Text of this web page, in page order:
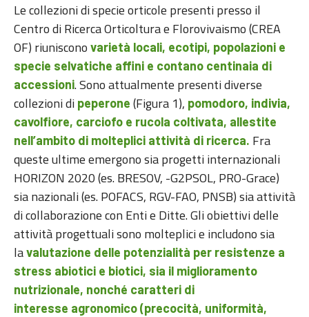
Le collezioni di specie orticole presenti presso il
Centro di Ricerca Orticoltura e Florovivaismo (CREA
OF) riuniscono varietà locali, ecotipi, popolazioni e
specie selvatiche affini e contano centinaia di
accessioni. Sono attualmente presenti diverse
collezioni di peperone (Figura 1), pomodoro, indivia,
cavolfiore, carciofo e rucola coltivata, allestite
nell’ambito di molteplici attività di ricerca. Fra
queste ultime emergono sia progetti internazionali
HORIZON 2020 (es. BRESOV, -G2PSOL, PRO-Grace)
sia nazionali (es. POFACS, RGV-FAO, PNSB) sia attività
di collaborazione con Enti e Ditte. Gli obiettivi delle
attività progettuali sono molteplici e includono sia
lavalutazione delle potenzialità per resistenze a
stress abiotici e biotici, sia il miglioramento
nutrizionale, nonché caratteri di
interesse agronomico (precocità, uniformità,